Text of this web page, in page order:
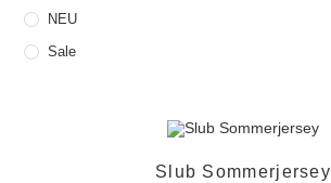
NEU
Sale
Slub Sommerjersey